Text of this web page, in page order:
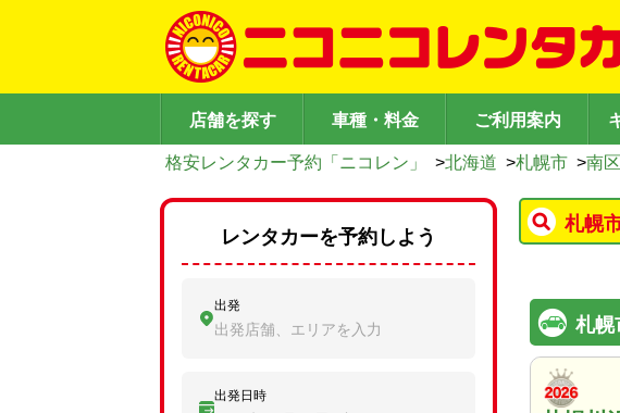
店舗を探す 車種・料金 ご利用案内
格安レンタカー予約「ニコレン」 >北海道 >札幌市 >南区
札幌
札幌
レンタカーを予約しよう
出発
出発店舗、エリアを入力
出発日時